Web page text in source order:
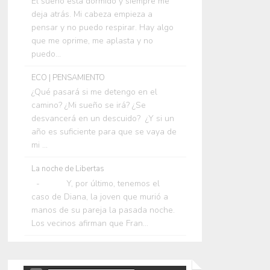
deja atrás. Mi cabeza empieza a
pensar y no puedo respirar. Hay algo
que me oprime, me aplasta y no
puedo...
ECO | PENSAMIENTO
¿Qué pasará si me detengo en el
camino? ¿Mi sueño se irá? ¿Se
desvancerá en un descuido? ¿Y si un
año es suficiente para que se vaya de
mi ...
La noche de Libertas
- Y, por último, tenemos el
caso de Diana, la joven que murió a
manos de su pareja la pasada noche.
Los vecinos afirman que Fran...